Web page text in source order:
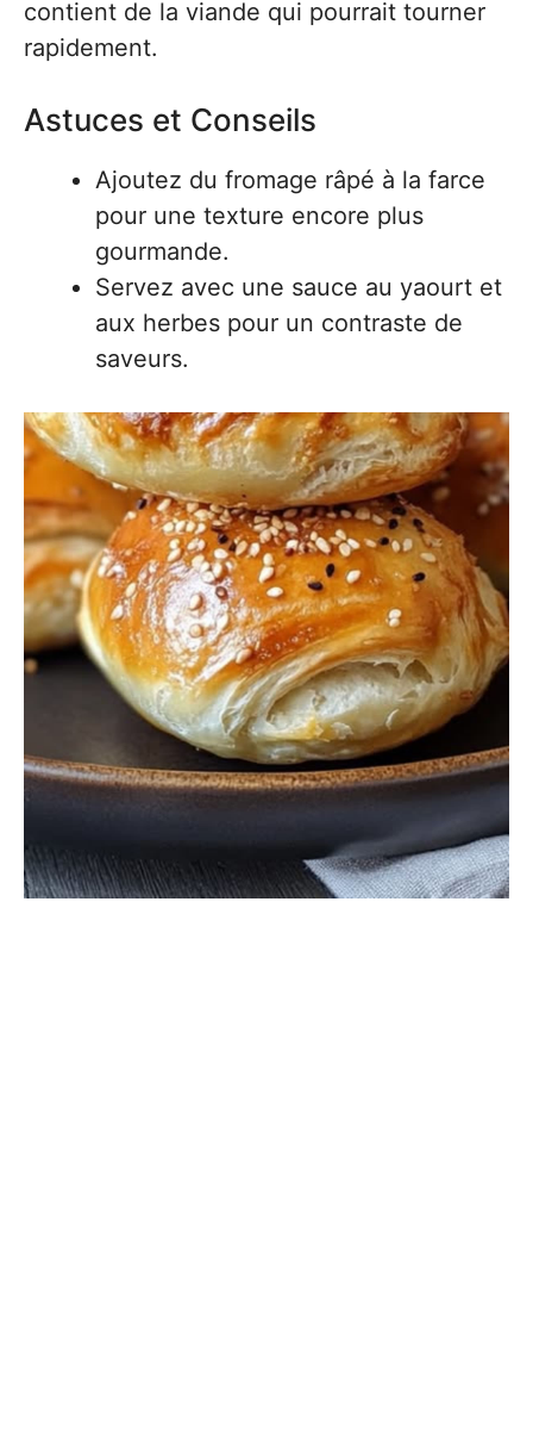
contient de la viande qui pourrait tourner
rapidement.
Astuces et Conseils
Ajoutez du fromage râpé à la farce
pour une texture encore plus
gourmande.
Servez avec une sauce au yaourt et
aux herbes pour un contraste de
saveurs.